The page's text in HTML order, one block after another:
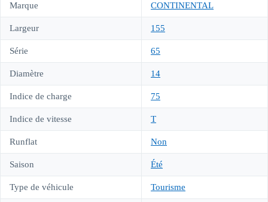
Marque CONTINENTAL
Largeur 155
Série 65
Diamètre 14
Indice de charge 75
Indice de vitesse T
Runflat Non
Saison Été
Type de véhicule Tourisme